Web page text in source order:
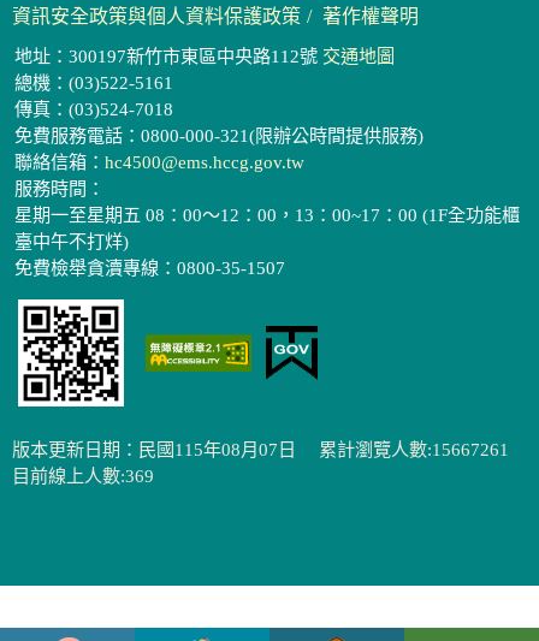
資訊安全政策與個人資料保護政策
著作權聲明
地址：300197新竹市東區中央路112號 交通地圖
總機：(03)522-5161
傳真：(03)524-7018
免費服務電話：0800-000-321(限辦公時間提供服務)
聯絡信箱： hc4500@ems.hccg.gov.tw
服務時間：
星期一至星期五 08：00～12：00，13：00~17：00 (1F全功能櫃
臺中午不打烊)
免費檢舉貪瀆專線：0800-35-1507
版本更新日期：民國115年08月07日
累計瀏覽人數:15667261
目前線上人數:369